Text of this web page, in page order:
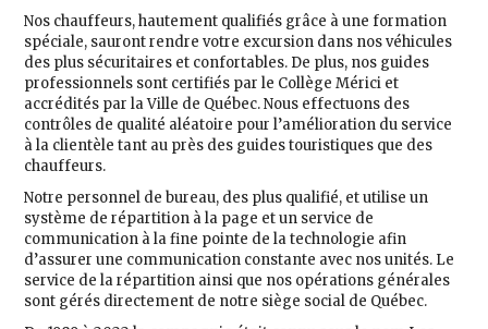
Nos chauffeurs, hautement qualifiés grâce à une formation
spéciale, sauront rendre votre excursion dans nos véhicules
des plus sécuritaires et confortables. De plus, nos guides
professionnels sont certifiés par le Collège Mérici et
accrédités par la Ville de Québec. Nous effectuons des
contrôles de qualité aléatoire pour l’amélioration du service
à la clientèle tant au près des guides touristiques que des
chauffeurs.
Notre personnel de bureau, des plus qualifié, et utilise un
système de répartition à la page et un service de
communication à la fine pointe de la technologie afin
d’assurer une communication constante avec nos unités. Le
service de la répartition ainsi que nos opérations générales
sont gérés directement de notre siège social de Québec.